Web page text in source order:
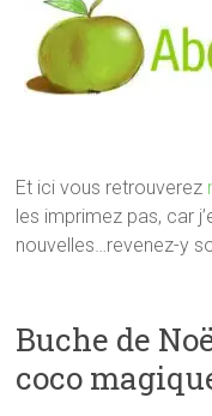
Et ici vous retrouverez
les imprimez pas, car
nouvelles…revenez-y
Buche de
coco